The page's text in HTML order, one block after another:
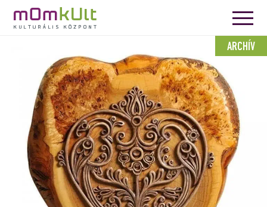
ARCHÍV